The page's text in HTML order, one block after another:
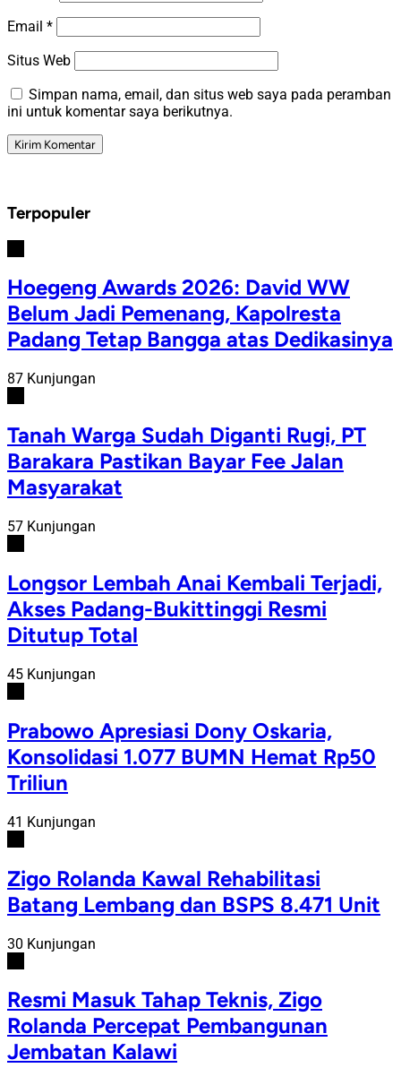
Email *
Situs Web
Simpan nama, email, dan situs web saya pada peramban
ini untuk komentar saya berikutnya.
Terpopuler
Hoegeng Awards 2026: David WW
Belum Jadi Pemenang, Kapolresta
Padang Tetap Bangga atas Dedikasinya
87 Kunjungan
Tanah Warga Sudah Diganti Rugi, PT
Barakara Pastikan Bayar Fee Jalan
Masyarakat
57 Kunjungan
Longsor Lembah Anai Kembali Terjadi,
Akses Padang-Bukittinggi Resmi
Ditutup Total
45 Kunjungan
Prabowo Apresiasi Dony Oskaria,
Konsolidasi 1.077 BUMN Hemat Rp50
Triliun
41 Kunjungan
Zigo Rolanda Kawal Rehabilitasi
Batang Lembang dan BSPS 8.471 Unit
30 Kunjungan
Resmi Masuk Tahap Teknis, Zigo
Rolanda Percepat Pembangunan
Jembatan Kalawi